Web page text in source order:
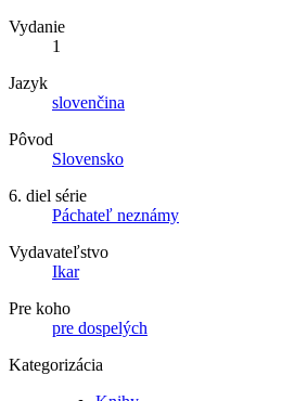
Vydanie
1
Jazyk
slovenčina
Pôvod
Slovensko
6. diel série
Páchateľ neznámy
Vydavateľstvo
Ikar
Pre koho
pre dospelých
Kategorizácia